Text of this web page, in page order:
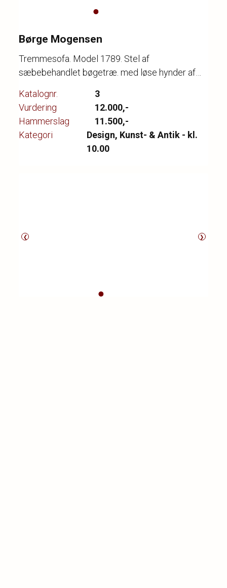
Børge Mogensen
Tremmesofa. Model 1789. Stel af
sæbebehandlet bøgetræ. med løse hynder af
cm., produceret hos Fritz Hansen i 2004, med
mærkat herfra. Fremstår med brugsspor samt
enkelte lædersnore med omviklet snor.
Katalognr.
3
Vurdering
12.000,-
Hammerslag
11.500,-
Kategori
Design, Kunst- & Antik - kl.
10.00
❮ ❯